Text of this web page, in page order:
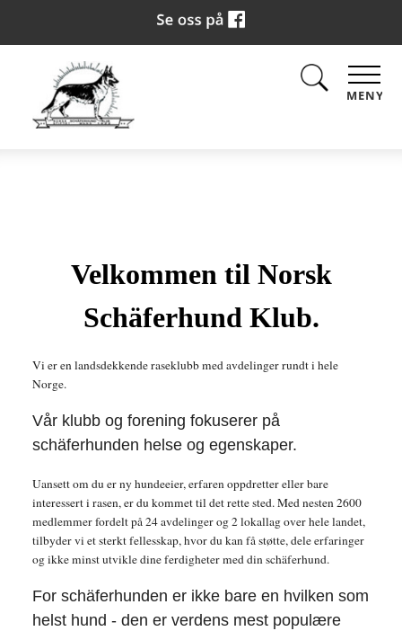
MENY
Velkommen til Norsk
Schäferhund Klub.
Vi er en landsdekkende raseklubb med avdelinger rundt i hele
Norge.
Vår klubb og forening fokuserer på
schäferhunden helse og egenskaper.
Uansett om du er ny hundeeier, erfaren oppdretter eller bare
interessert i rasen, er du kommet til det rette sted. Med nesten 2600
medlemmer fordelt på 24 avdelinger og 2 lokallag over hele landet,
tilbyder vi et sterkt fellesskap, hvor du kan få støtte, dele erfaringer
og ikke minst utvikle dine ferdigheter med din schäferhund.
For schäferhunden er ikke bare en hvilken som
helst hund - den er verdens mest populære